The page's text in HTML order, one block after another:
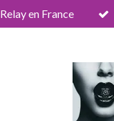
en France